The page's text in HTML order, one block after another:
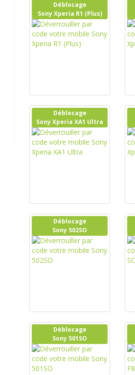
Déblocage
Sony Xperia R1 (Plus)
Déblocage
Sony Xperia XA1 Ultra
Déblocage
Sony 502SO
Déblocage
Sony 501SO